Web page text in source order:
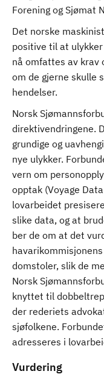
Forening og Sjømat
Det norske
positive til at
nå omfattes av krav
om de gjerne skulle
hendelser.
Norsk
direktivendringene.
grundige og
nye ulykker.
vern om
opptak (Voyage
lovarbeidet
slike data, og at
ber de om at det
domstoler, slik de
Norsk
knyttet til
der rederiets
sjøfolkene.
adresseres i
Vurdering